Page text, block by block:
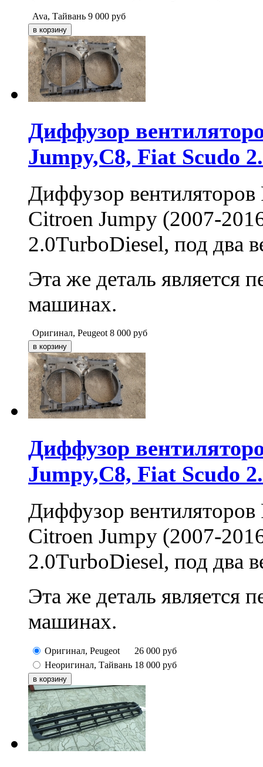
Ava, Тайвань 9 000 руб
Диффузор
Jumpy,C8, Fiat Scudo
Диффузор
Citroen Jumpy (2007-
2.0TurboDiesel, под два
Эта же деталь является
машинах.
Оригинал, Peugeot 8 000 руб
Диффузор
Jumpy,C8, Fiat Scudo
Диффузор
Citroen Jumpy (2007-
2.0TurboDiesel, под два
Эта же деталь является
машинах.
Оригинал, Peugeot 26 000 руб
Неоригинал, Тайвань 18 000 руб